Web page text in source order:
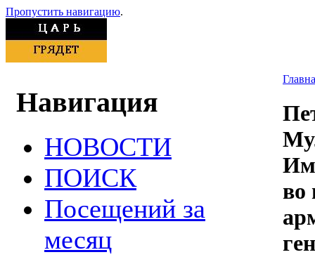
Пропустить навигацию.
Навигация
НОВОСТИ
ПОИСК
Посещений за
месяц
во